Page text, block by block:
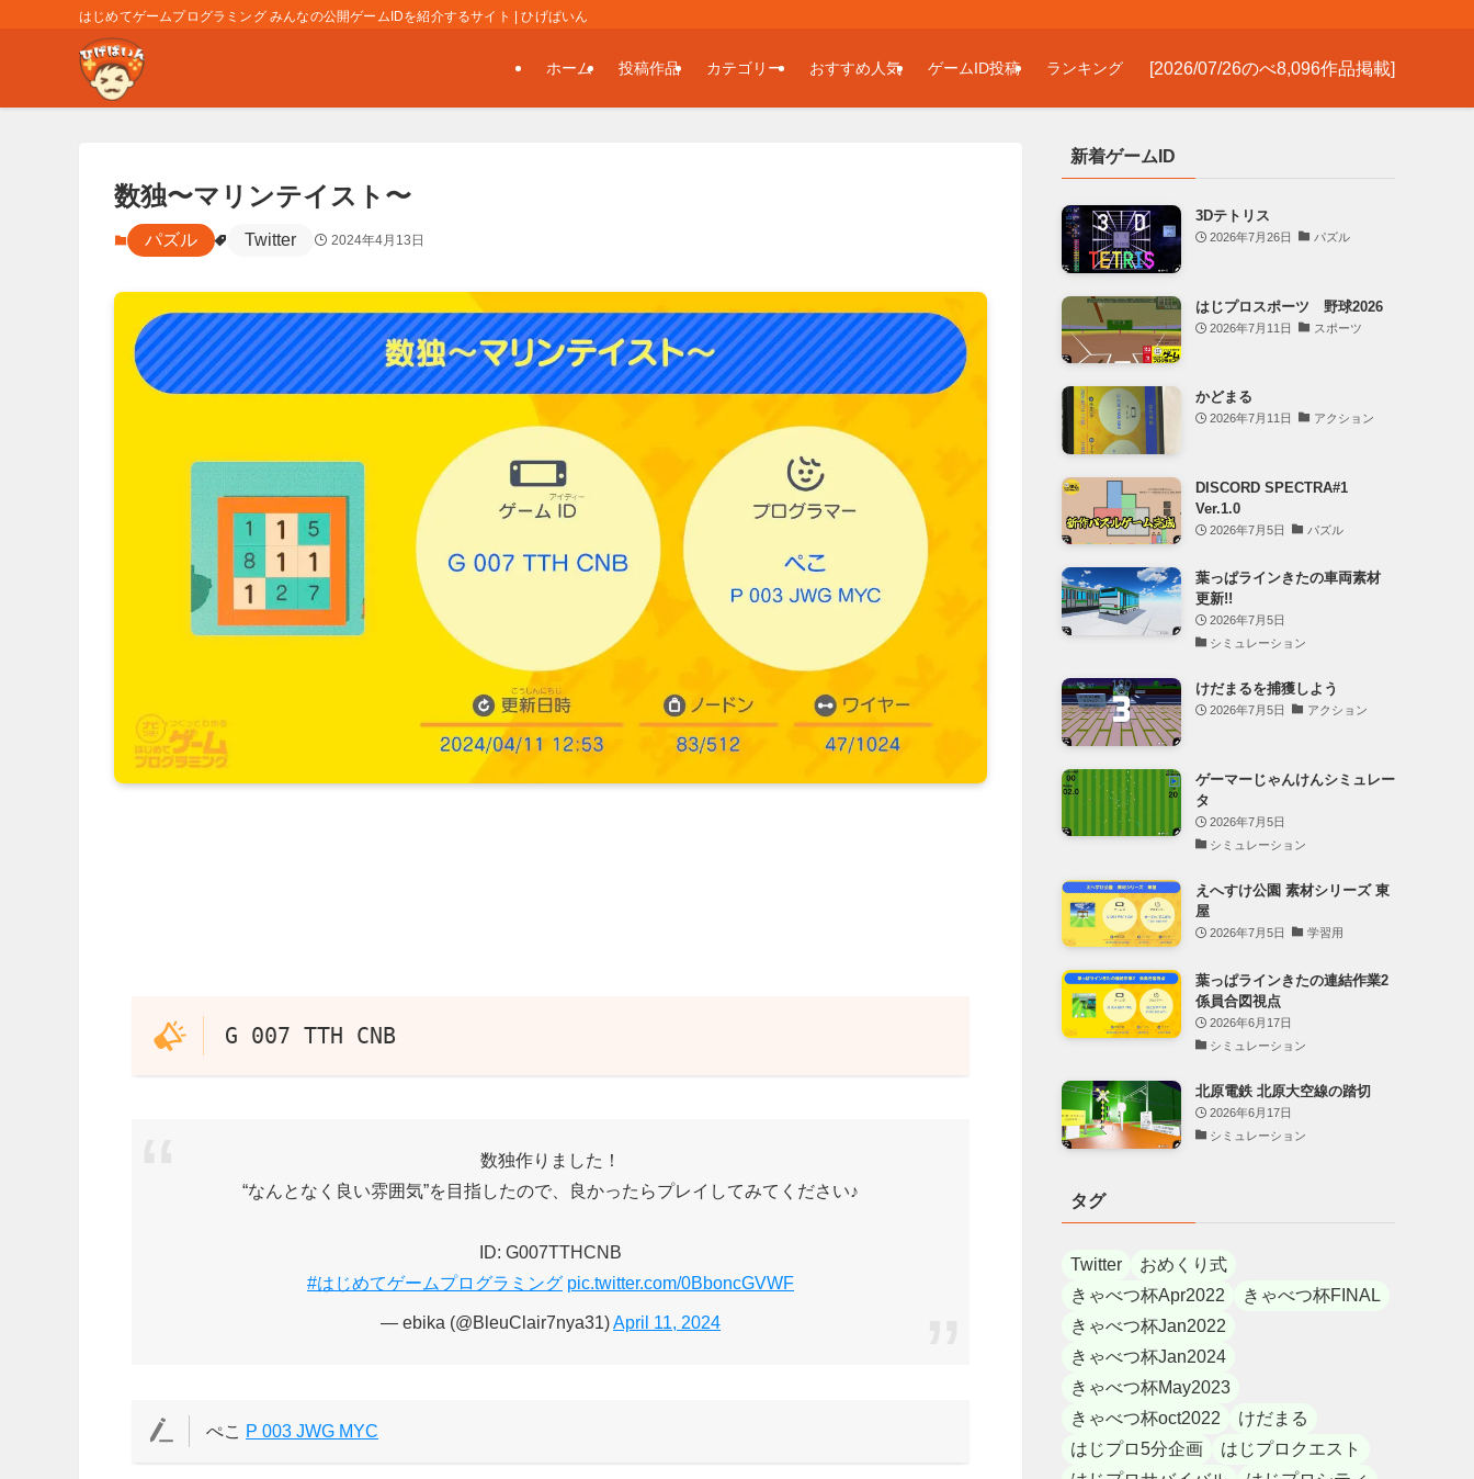
はじめてゲームプログラミング みんなの公開ゲームIDを紹介するサイト | ひげぱいん
ホーム 投稿作品 カテゴリー おすすめ人気 ゲームID投稿 ランキング [2026/07/26のべ8,096作品掲載]
数独〜マリンテイスト〜
パズル Twitter 2024年4月13日
G 007 TTH CNB
数独作りました！
“なんとなく良い雰囲気”を目指したので、良かったらプレイしてみてください♪
ID: G007TTHCNB
#はじめてゲームプログラミング pic.twitter.com/0BboncGVWF
— ebika (@BleuClair7nya31)April 11, 2024
ぺこ P 003 JWG MYC
新着ゲームID
3Dテトリス
2026年7月26日 パズル
はじプロスポーツ 野球2026
2026年7月11日 スポーツ
かどまる
2026年7月11日 アクション
DISCORD SPECTRA#1
Ver.1.0
2026年7月5日 パズル
葉っぱラインきたの車両素材
更新!!
2026年7月5日
シミュレーション
けだまるを捕獲しよう
2026年7月5日 アクション
ゲーマーじゃんけんシミュレー
タ
2026年7月5日
シミュレーション
えへすけ公園 素材シリーズ 東
屋
2026年7月5日 学習用
葉っぱラインきたの連結作業2
係員合図視点
2026年6月17日
シミュレーション
北原電鉄 北原大空線の踏切
2026年6月17日
シミュレーション
タグ
Twitter
おめくり式
きゃべつ杯Apr2022
きゃべつ杯FINAL
きゃべつ杯Jan2022
きゃべつ杯Jan2024
きゃべつ杯May2023
きゃべつ杯oct2022
けだまる
はじプロ5分企画
はじプロクエスト